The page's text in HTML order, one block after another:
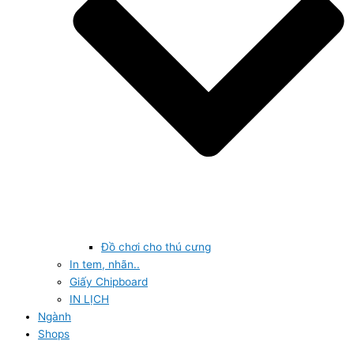
Đồ chơi cho thú cưng
In tem, nhãn..
Giấy Chipboard
IN LỊCH
Ngành
Shops